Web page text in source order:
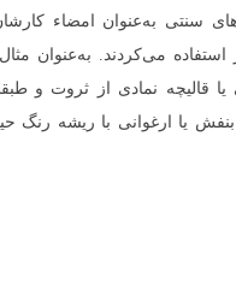
سنتی به‌عنوان امضاء
می‌کردند. به‌عنوان
قالیچه نمادی از ثروت و
بنفش یا ارغوانی با ریشه رنگ